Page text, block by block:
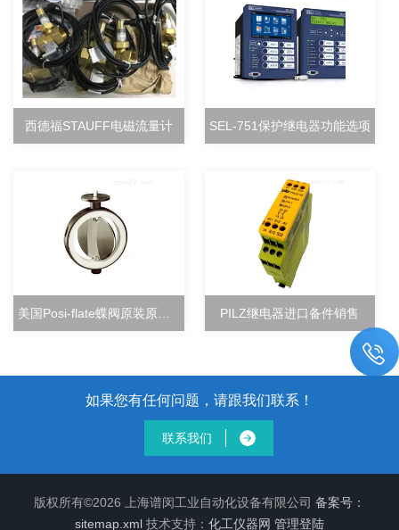
西德福STAUFF电磁流量计 SEL-751保护继电器功能选项
PILZ继电器进口备件销售
如果您有任何问题，请跟我们联系！
联系我们
版权所有©2026 上海谱闵工业自动化设备有限公司 备案号：
sitemap.xml 技术支持： 化工仪器网 管理登陆